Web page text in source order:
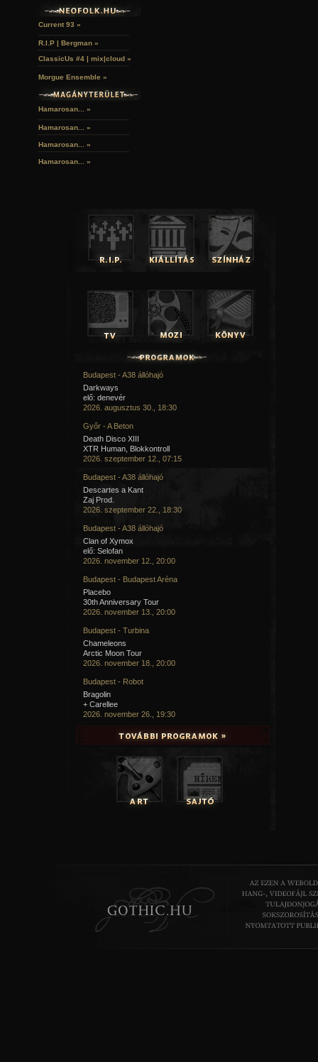
Current 93 »
R.I.P | Bergman »
ClassicUs #4 | mix|cloud »
Morgue Ensemble »
Hamarosan... »
Hamarosan... »
Hamarosan... »
Hamarosan... »
Budapest - A38 állóhajó
Darkways
elő: denevér
2026. augusztus 30., 18:30
Győr - A Beton
Death Disco XIII
XTR Human, Blokkontroll
2026. szeptember 12., 07:15
Budapest - A38 állóhajó
Descartes a Kant
Zaj Prod.
2026. szeptember 22., 18:30
Budapest - A38 állóhajó
Clan of Xymox
elő: Selofan
2026. november 12., 20:00
Budapest - Budapest Aréna
Placebo
30th Anniversary Tour
2026. november 13., 20:00
Budapest - Turbina
Chameleons
Arctic Moon Tour
2026. november 18., 20:00
Budapest - Robot
Bragolin
+ Carellee
2026. november 26., 19:30